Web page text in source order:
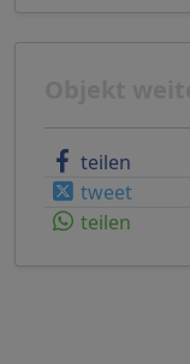
teilen
tweet
teilen